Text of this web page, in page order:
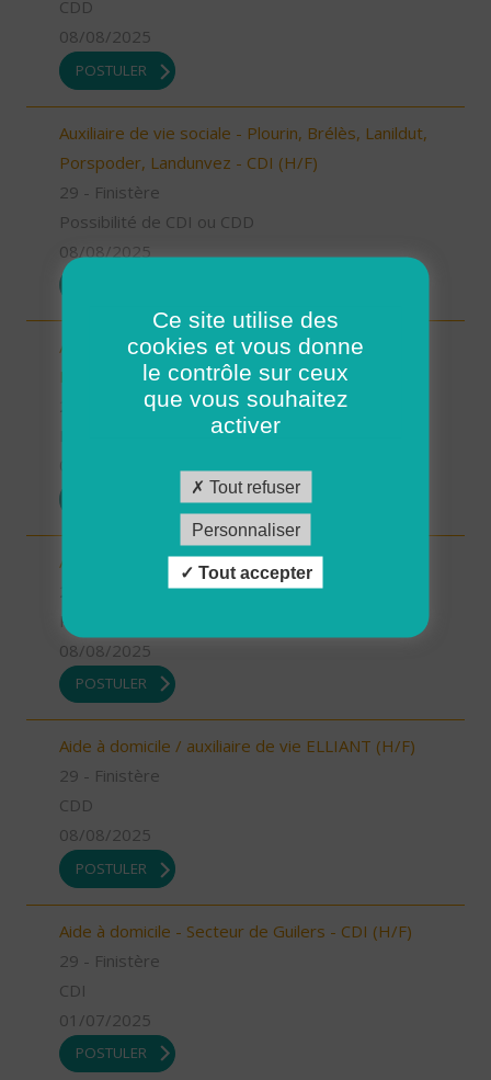
CDD
08/08/2025
POSTULER
Auxiliaire de vie sociale - Plourin, Brélès, Lanildut,
Porspoder, Landunvez - CDI (H/F)
29 - Finistère
Possibilité de CDI ou CDD
08/08/2025
Aide à domicile - Plourin, Brélès, Lanildut,
Porspoder, Landunvez - CDD ou CDI (H/F)
29 - Finistère
Possibilité de CDI ou CDD
Aide à domicile / auxiliaire de vie NEVEZ (H/F)
Possibilité de CDI ou CDD
08/08/2025
POSTULER
Aide à domicile / auxiliaire de vie ELLIANT (H/F)
29 - Finistère
CDD
08/08/2025
POSTULER
Aide à domicile - Secteur de Guilers - CDI (H/F)
29 - Finistère
CDI
01/07/2025
POSTULER
Ce site utilise des
cookies et vous donne
le contrôle sur ceux
que vous souhaitez
activer
Tout refuser
Personnaliser
Tout accepter